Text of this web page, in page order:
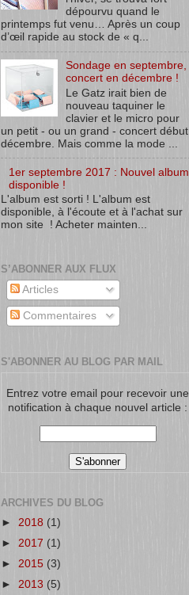
dépourvu quand le
printemps fut venu… Après un coup
d’œil rapide au stock de « q...
Sondage en septembre,
concert en décembre !
Le Gatz irait bien de
nouveau taquiner le
clavier et le micro pour
un petit - ou un grand - concert début
décembre. Mais comme la mode ...
1er septembre 2017 : Nouvel album
disponible !
L'album est sorti ! L'album est
disponible, à l'écoute et à l'achat sur
mon site ! Acheter mainten...
S’ABONNER AUX FLUX
Articles
Commentaires
S'ABONNER AU BLOG PAR MAIL
Entrez votre email pour recevoir une
notification à chaque nouvel article :
ARCHIVES DU BLOG
► 2018 (1)
► 2017 (1)
► 2015 (3)
► 2013 (5)